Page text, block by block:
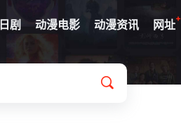
日剧 动漫电影 动漫资讯 网址+